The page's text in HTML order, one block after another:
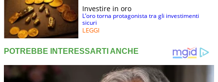
Investire in oro
L’oro torna protagonista tra gli investimenti
sicuri
LEGGI